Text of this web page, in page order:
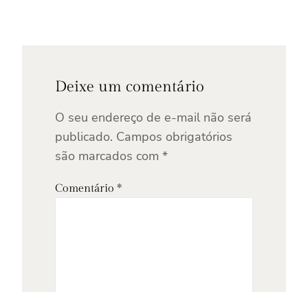
Deixe um comentário
O seu endereço de e-mail não será
publicado. Campos obrigatórios
são marcados com *
Comentário *